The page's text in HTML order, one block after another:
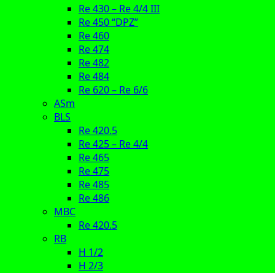
Re 430 – Re 4/4 III
Re 450 “DPZ”
Re 460
Re 474
Re 482
Re 484
Re 620 – Re 6/6
ASm
BLS
Re 420.5
Re 425 – Re 4/4
Re 465
Re 475
Re 485
Re 486
MBC
Re 420.5
RB
H 1/2
H 2/3